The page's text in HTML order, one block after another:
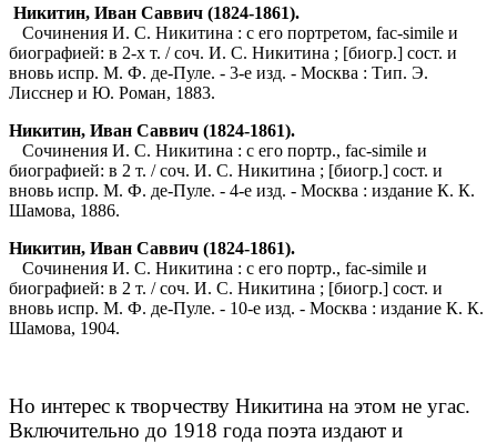
Никитин, Иван Саввич (1824-1861).
Сочинения И. С. Никитина : с его портретом, fac-simile и
биографией: в 2-х т. / соч. И. С. Никитина ; [биогр.] сост. и
вновь испр. М. Ф. де-Пуле. - 3-е изд. - Москва : Тип. Э.
Лисснер и Ю. Роман, 1883.
Никитин, Иван Саввич (1824-1861).
Сочинения И. С. Никитина : с его портр., fac-simile и
биографией: в 2 т. / соч. И. С. Никитина ; [биогр.] сост. и
вновь испр. М. Ф. де-Пуле. - 4-е изд. - Москва : издание К. К.
Шамова, 1886.
Никитин, Иван Саввич (1824-1861).
Сочинения И. С. Никитина : с его портр., fac-simile и
биографией: в 2 т. / соч. И. С. Никитина ; [биогр.] сост. и
вновь испр. М. Ф. де-Пуле. - 10-е изд. - Москва : издание К. К.
Шамова, 1904.
Но интерес к творчеству Никитина на этом не угас.
Включительно до 1918 года поэта издают и